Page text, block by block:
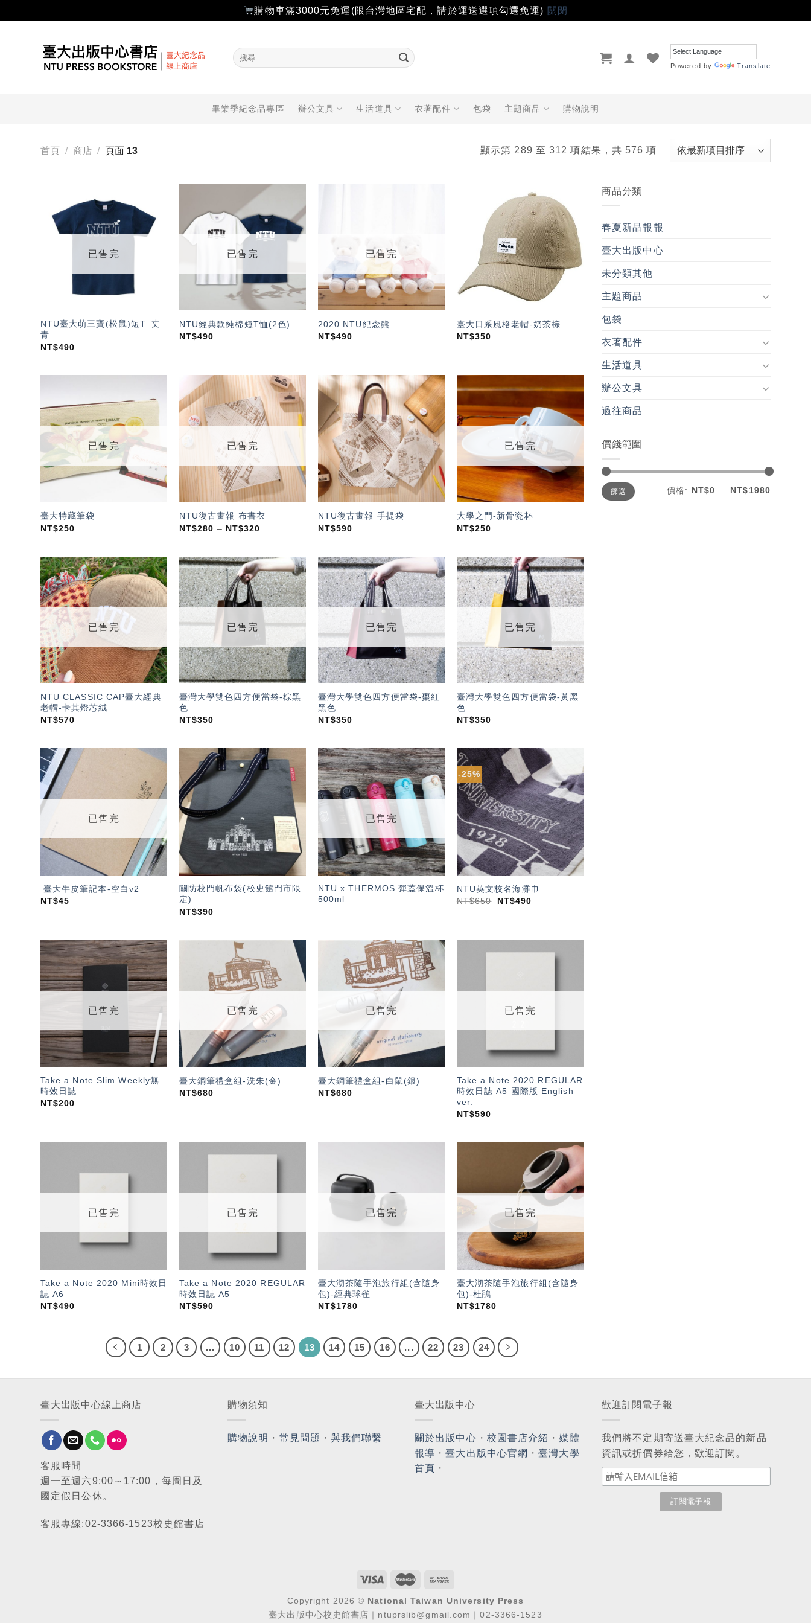
購物車滿3000元免運(限台灣地區宅配，請於運送選項勾選免運) 關閉
搜
尋
Powered by Translate
畢業季紀念品專區 辦公文具 生活道具 衣著配件 包袋 主題商品 購物說明
首頁 / 商店 / 頁面 13 顯示第 289 至 312 項結果，共 576 項
加入
「願
望輕
已售完
NTU臺大萌三寶(松鼠)短T_丈
青
NT$490
加入
「願
望輕
單」
已售完
NTU經典款純棉短T恤(2色)
NT$490
已售完
2020 NTU紀念熊
NT$490
加入
「願
望輕
單」
臺大日系風格老帽-奶茶棕
NT$350
望輕
已售完
臺大特藏筆袋
NT$250
加入
望輕
已售完
NTU復古畫報 布書衣
NT$280 – NT$320
加入
「願
望輕
單」
NTU復古畫報 手提袋
NT$590
加入
「願
望輕
已售完
大學之門-新骨瓷杯
NT$250
加入
「願
望輕
已售完
NTU CLASSIC CAP臺大經典
老帽-卡其燈芯絨
NT$570
加入
「願
望輕
已售完
臺灣大學雙色四方便當袋-棕黑
色
NT$350
加入
「願
望輕
已售完
臺灣大學雙色四方便當袋-棗紅
黑色
NT$350
加入
「願
望輕
已售完
臺灣大學雙色四方便當袋-黃黑
色
NT$350
加入
「願
望輕
已售完
臺大牛皮筆記本-空白v2
NT$45
加入
「願
望輕
單」
關防校門帆布袋(校史館門市限
定)
NT$390
加入
「願
望輕
已售完
NTU x THERMOS 彈蓋保溫杯
500ml
-25%
加入
「願
望輕
單」
NTU英文校名海灘巾
NT$650 NT$490
加入
「願
望輕
已售完
Take a Note Slim Weekly無
時效日誌
NT$200
「願
望輕
已售完
臺大鋼筆禮盒組-洗朱(金)
NT$680
加入
「願
望輕
已售完
臺大鋼筆禮盒組-白鼠(銀)
NT$680
望輕
已售完
Take a Note 2020 REGULAR
時效日誌 A5 國際版 English
ver.
NT$590
望輕
已售完
Take a Note 2020 Mini時效日
誌 A6
NT$490
望輕
已售完
Take a Note 2020 REGULAR
時效日誌 A5
NT$590
望輕
已售完
臺大沏茶隨手泡旅行組(含隨身
包)-經典球雀
NT$1780
加入
「願
望輕
單」
已售完
臺大沏茶隨手泡旅行組(含隨身
包)-杜鵑
NT$1780
1 2 3 ... 10 11 12 13 14 15 16 ... 22 23 24
商品分類
春夏新品報報
臺大出版中心
未分類其他
主題商品
包袋
衣著配件
生活道具
辦公文具
過往商品
價錢範圍
最
低
價
最
高
價
篩選 價格: NT$0 — NT$1980
臺大出版中心線上商店
客服時間
週一至週六9:00～17:00，每周日及
國定假日公休。
客服專線:02-3366-1523校史館書店
購物須知
購物說明 ・ 常見問題 ・與我們聯繫
臺大出版中心
關於出版中心 ・ 校園書店介紹 ・媒體
報導 ・臺大出版中心官網 ・臺灣大學
首頁 ・
歡迎訂閱電子報
我們將不定期寄送臺大紀念品的新品
資訊或折價券給您，歡迎訂閱。
Copyright 2026 © National Taiwan University Press
臺大出版中心校史館書店｜ntuprslib@gmail.com｜02-3366-1523